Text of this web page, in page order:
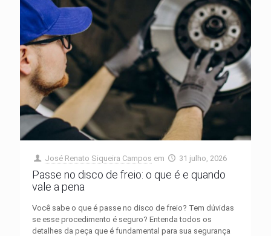
José Renato Siqueira Campos em 31 julho, 2026
Passe no disco de freio: o que é e quando
vale a pena
Você sabe o que é passe no disco de freio? Tem dúvidas
se esse procedimento é seguro? Entenda todos os
detalhes da peça que é fundamental para sua segurança